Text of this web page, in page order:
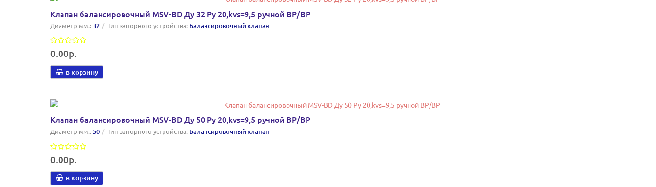
Клапан балансировочный MSV-BD Ду 32 Ру 20,kvs=9,5 ручной ВР/ВР
Диаметр мм.:32 Тип запорного устройства: Балансировочный клапан
0.00р.
в корзину
Клапан балансировочный MSV-BD Ду 50 Ру 20,kvs=9,5 ручной ВР/ВР
Диаметр мм.:50 Тип запорного устройства: Балансировочный клапан
0.00р.
в корзину